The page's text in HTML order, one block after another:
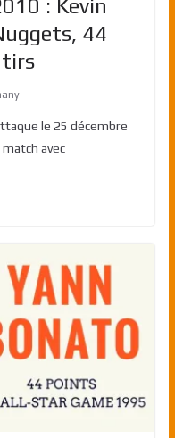
: Kevin
44
tirs
le 25 décembre
avec